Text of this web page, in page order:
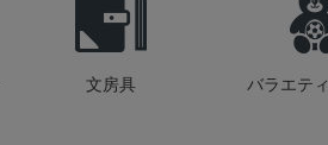
文房具 バラエテ